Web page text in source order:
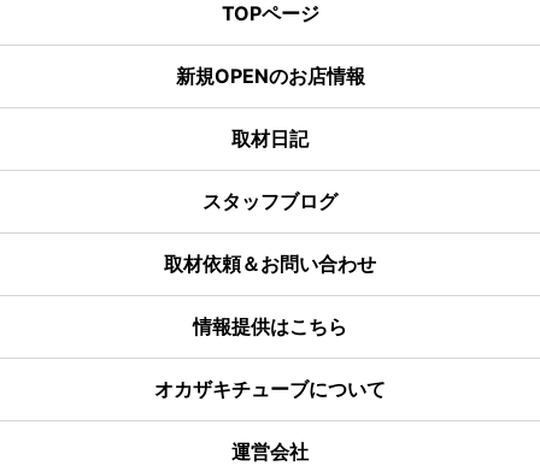
TOPページ
新規OPENのお店情報
取材日記
スタッフブログ
取材依頼＆お問い合わせ
情報提供はこちら
オカザキチューブについて
運営会社